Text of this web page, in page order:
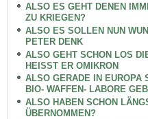
ALSO ES GEHT DENEN
ZU KRIEGEN?
ALSO ES SOLLEN NUN
PETER DENK
ALSO GEHT SCHON LOS
HEISST ER OMIKRON
ALSO GERADE IN EUROPA
BIO- WAFFEN- LABORE
ALSO HABEN SCHON
ÜBERNOMMEN?